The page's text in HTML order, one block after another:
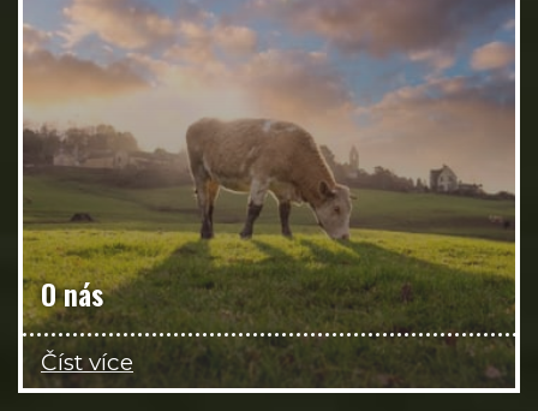
O nás
Číst více